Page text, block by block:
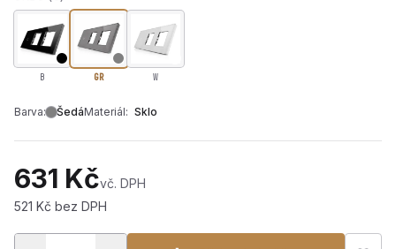
B GR W
Barva: ŠedáMateriál: Sklo
631 Kčvč. DPH
521 Kč bez DPH